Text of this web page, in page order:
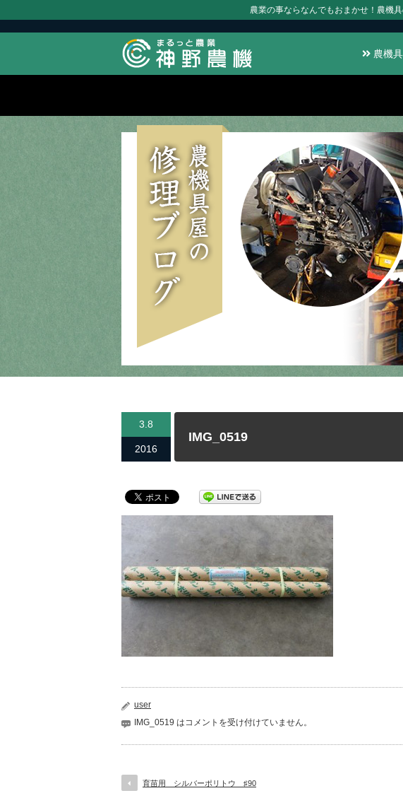
農業の事ならなんでもおまかせ！農機
農機具
3.8
2016
IMG_0519
user
IMG_0519 はコメントを受け付けていません。
育苗用 シルバーポリトウ ♯90